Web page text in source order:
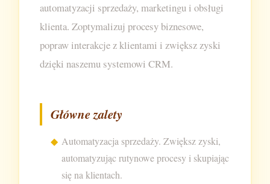
automatyzacji sprzedaży, marketingu i obsługi
klienta. Zoptymalizuj procesy biznesowe,
popraw interakcje z klientami i zwiększ zyski
dzięki naszemu systemowi CRM.
Główne zalety
Automatyzacja sprzedaży. Zwiększ zyski,
automatyzując rutynowe procesy i skupiając
się na klientach.